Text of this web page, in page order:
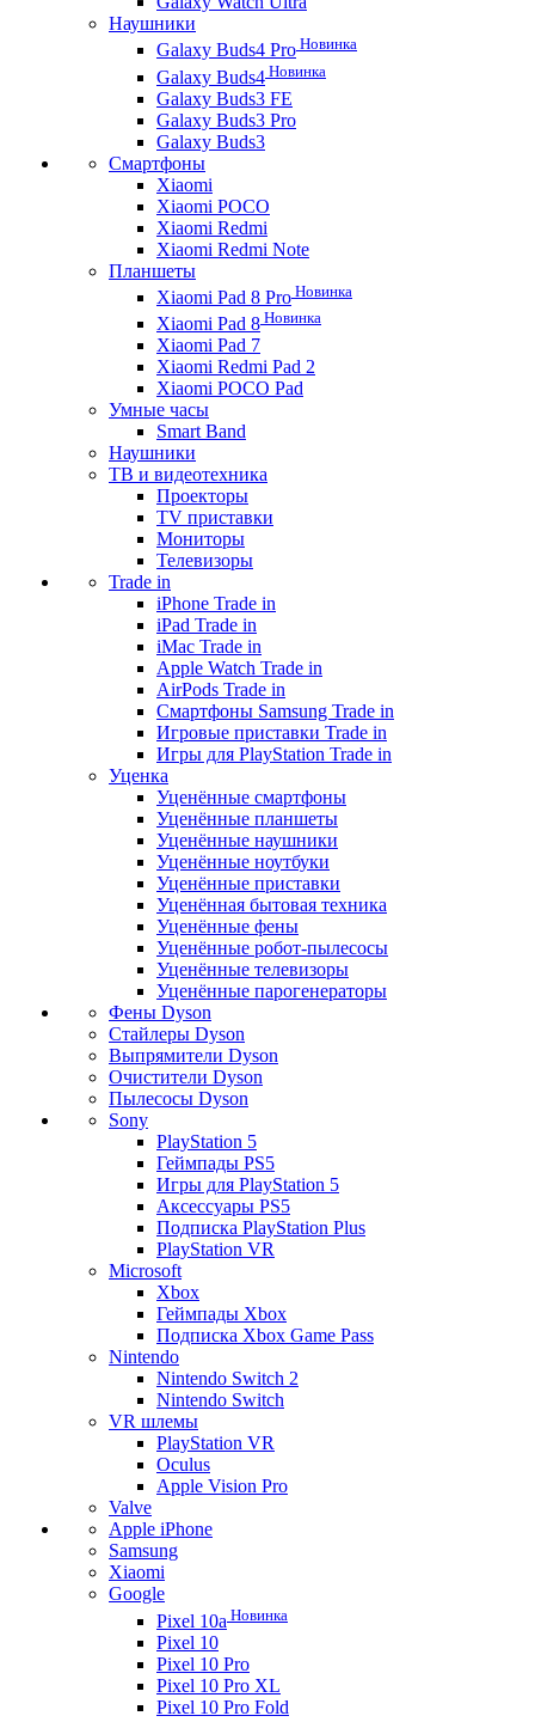
Наушники
Galaxy Buds4 Pro Новинка
Galaxy Buds4 Новинка
Galaxy Buds3 FE
Galaxy Buds3 Pro
Galaxy Buds3
Смартфоны
Xiaomi
Xiaomi POCO
Xiaomi Redmi
Xiaomi Redmi Note
Планшеты
Xiaomi Pad 8 Pro Новинка
Xiaomi Pad 8 Новинка
Xiaomi Pad 7
Xiaomi Redmi Pad 2
Xiaomi POCO Pad
Умные часы
Smart Band
Наушники
ТВ и видеотехника
Проекторы
TV приставки
Мониторы
Телевизоры
Trade in
iPhone Trade in
iPad Trade in
iMac Trade in
Apple Watch Trade in
AirPods Trade in
Смартфоны Samsung Trade in
Игровые приставки Trade in
Игры для PlayStation Trade in
Уценка
Уценённые смартфоны
Уценённые планшеты
Уценённые наушники
Уценённые ноутбуки
Уценённые приставки
Уценённая бытовая техника
Уценённые фены
Уценённые робот-пылесосы
Уценённые телевизоры
Уценённые парогенераторы
Фены Dyson
Стайлеры Dyson
Выпрямители Dyson
Очистители Dyson
Пылесосы Dyson
Sony
PlayStation 5
Геймпады PS5
Игры для PlayStation 5
Аксессуары PS5
Подписка PlayStation Plus
PlayStation VR
Microsoft
Xbox
Геймпады Xbox
Подписка Xbox Game Pass
Nintendo
Nintendo Switch 2
Nintendo Switch
VR шлемы
PlayStation VR
Oculus
Apple Vision Pro
Valve
Apple iPhone
Samsung
Xiaomi
Google
Pixel 10a Новинка
Pixel 10
Pixel 10 Pro
Pixel 10 Pro XL
Pixel 10 Pro Fold